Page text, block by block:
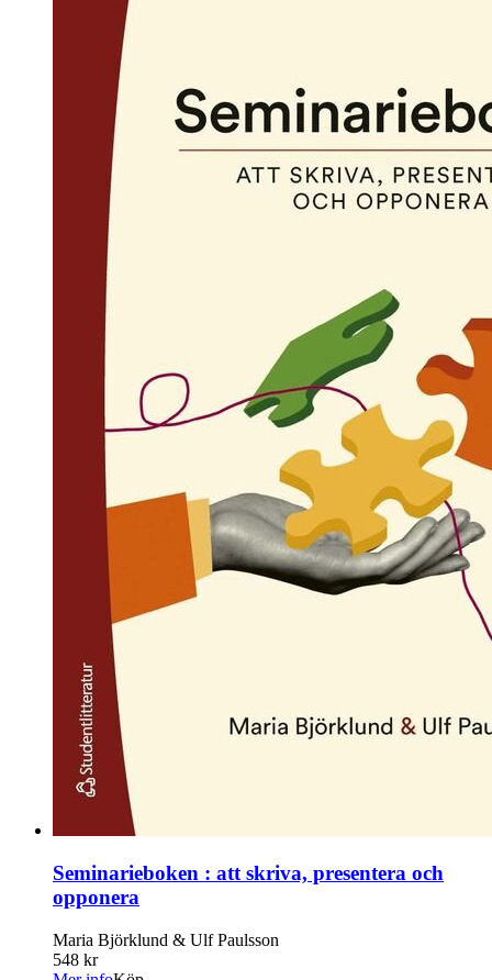
Seminarieboken : att skriva, presentera och
opponera
Maria Björklund & Ulf Paulsson
548 kr